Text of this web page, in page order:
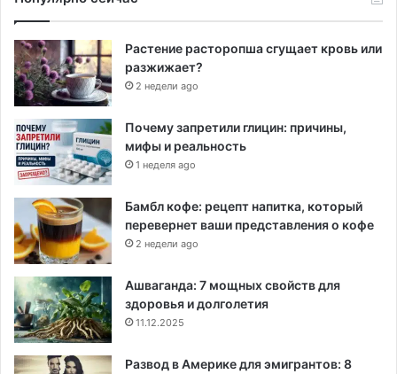
Растение расторопша сгущает кровь или
разжижает?
2 недели ago
Почему запретили глицин: причины,
мифы и реальность
1 неделя ago
Бамбл кофе: рецепт напитка, который
перевернет ваши представления о кофе
2 недели ago
Ашваганда: 7 мощных свойств для
здоровья и долголетия
11.12.2025
Развод в Америке для эмигрантов: 8